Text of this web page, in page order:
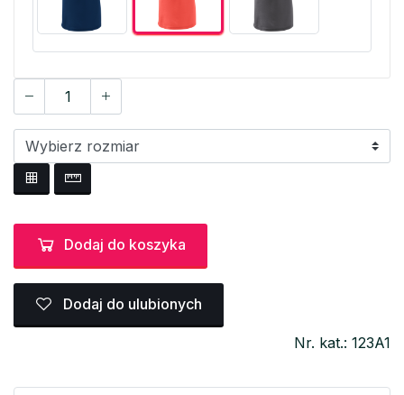
Dodaj do koszyka
Dodaj do ulubionych
Nr. kat.: 123A1